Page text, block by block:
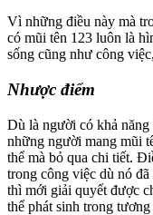
Vì những điều này mà
có mũi tên 123 luôn là
sống cũng như công
Nhược điểm
Dù là người có khả
những người mang mũi
thể mà bỏ qua chi tiết.
trong công việc dù nó
thì mới giải quyết được
thể phát sinh trong tương